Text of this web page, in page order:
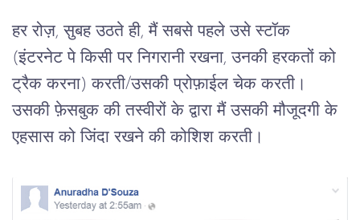
हर रोज़, सुबह उठते ही, मैं सबसे पहले उसे स्टॉक
(इंटरनेट पे किसी पर निगरानी रखना, उनकी हरकतों को
ट्रैक करना) करती/उसकी प्रोफ़ाईल चेक करती।
उसकी फ़ेसबुक की तस्वीरों के द्वारा मैं उसकी मौजूदगी के
एहसास को जिंदा रखने की कोशिश करती।